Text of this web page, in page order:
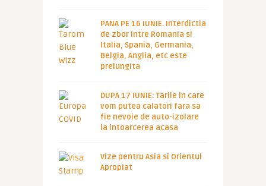
PANA PE 16 IUNIE. Interdictia
de zbor intre Romania si
Italia, Spania, Germania,
Belgia, Anglia, etc este
prelungita
DUPA 17 IUNIE: Tarile in care
vom putea calatori fara sa
fie nevoie de auto-izolare
la intoarcerea acasa
Vize pentru Asia si Orientul
Apropiat